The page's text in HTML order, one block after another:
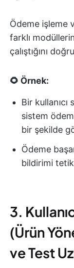
Ödeme işleme
farklı
çalıştığını
🌻 Örnek:
Bir
sistem
bir şekilde
Ödeme
bildirimi
3.
(Ürün
ve Test